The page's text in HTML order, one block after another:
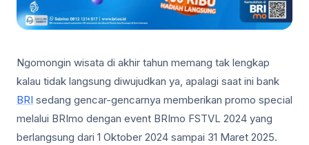
Ngomongin wisata di akhir tahun memang tak lengkap
kalau tidak langsung diwujudkan ya, apalagi saat ini bank
BRI sedang gencar-gencarnya memberikan promo special
melalui BRImo dengan event BRImo FSTVL 2024 yang
berlangsung dari 1 Oktober 2024 sampai 31 Maret 2025.